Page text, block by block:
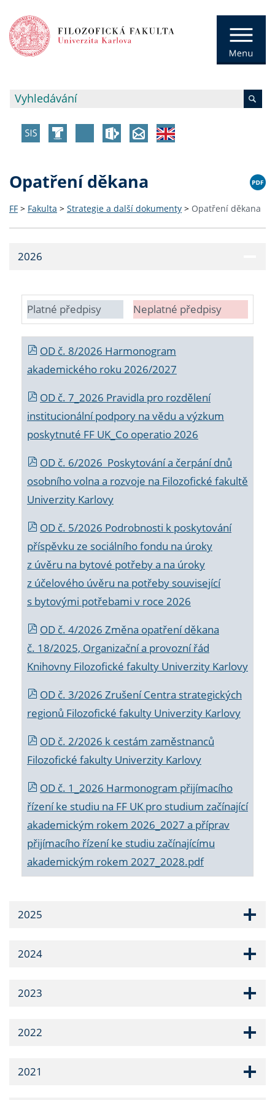
Opatření děkana
FF > Fakulta > Strategie a další dokumenty > Opatření děkana
2026
Platné předpisy Neplatné předpisy
OD č. 8/2026 Harmonogram
akademického roku 2026/2027
OD č. 7_2026 Pravidla pro rozdělení
institucionální podpory na vědu a výzkum
poskytnuté FF UK_Co operatio 2026
OD č. 6/2026 Poskytování a čerpání dnů
osobního volna a rozvoje na Filozofické fakultě
Univerzity Karlovy
OD č. 5/2026 Podrobnosti k poskytování
příspěvku ze sociálního fondu na úroky
z úvěru na bytové potřeby a na úroky
z účelového úvěru na potřeby související
s bytovými potřebami v roce 2026
OD č. 4/2026 Změna opatření děkana
č. 18/2025, Organizační a provozní řád
Knihovny Filozofické fakulty Univerzity Karlovy
OD č. 3/2026 Zrušení Centra strategických
regionů Filozofické fakulty Univerzity Karlovy
OD č. 2/2026 k cestám zaměstnanců
Filozofické fakulty Univerzity Karlovy
OD č. 1_2026 Harmonogram přijímacího
řízení ke studiu na FF UK pro studium začínající
akademickým rokem 2026_2027 a příprav
přijímacího řízení ke studiu začínajícímu
akademickým rokem 2027_2028.pdf
2025
2024
2023
2022
2021